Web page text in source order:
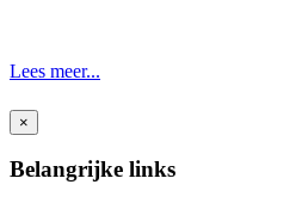
Lees meer...
×
Belangrijke links